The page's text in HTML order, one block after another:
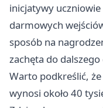
inicjatywy
darmowych
sposób na
zachęta do
Warto podkreślić,
wynosi około 40